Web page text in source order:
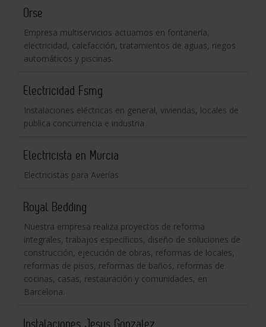
Orse
Empresa multiservicios actuamos en fontanería,
electricidad, calefacción, tratamientos de aguas, riegos
automáticos y piscinas.
Electricidad Fsmg
Instalaciones eléctricas en general, viviendas, locales de
publica concurrencia e industria
Electricista en Murcia
Electricistas para Averías
Royal Bedding
Nuestra empresa realiza proyectos de reforma
integrales, trabajos específicos, diseño de soluciones de
construcción, ejecución de obras, reformas de locales,
reformas de pisos, reformas de baños, reformas de
cocinas, casas, restauración y comunidades, en
Barcelona.
Instalaciones Jesus Gonzalez